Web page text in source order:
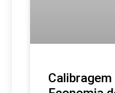
Calibragem